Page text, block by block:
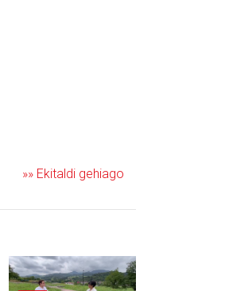
»» Ekitaldi gehiago